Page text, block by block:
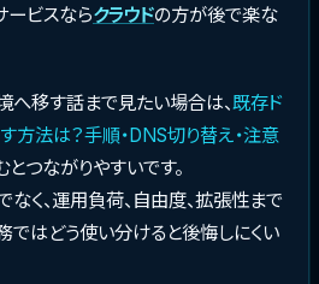
ービスならクラウドの方が後で楽な
へ移す話まで見たい場合は、既存ド
方法は？手順・DNS切り替え・注意
つながりやすいです。
く、運用負荷、自由度、拡張性まで
ではどう使い分けると後悔しにくい